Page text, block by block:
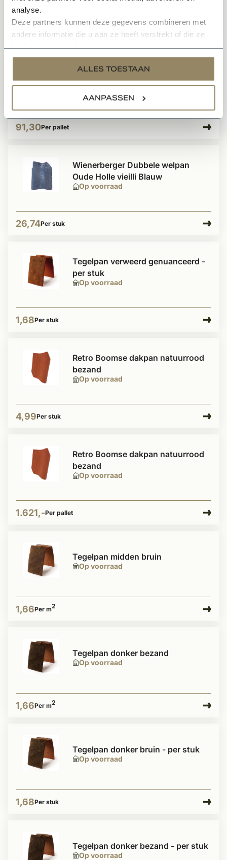
analyse.
Deze partners kunnen deze gegevens combineren met
andere informatie die u aan ze heeft verstrekt of die ze
services.
ALLES TOESTAAN
AANPASSEN
4,99 Per stuk
Op voorraad
Tegelpan rood bezand
91,30Per pallet
Op voorraad
Wienerberger Dubbele welpan
Oude Holle vieilli Blauw
26,74Per stuk
Op voorraad
Tegelpan verweerd genuanceerd -
per stuk
1,68Per stuk
Op voorraad
Retro Boomse dakpan natuurrood
bezand
4,99Per stuk
Op voorraad
Retro Boomse dakpan natuurrood
bezand
1.621,-Per pallet
Op voorraad
Tegelpan midden bruin
1,66Per m2
Op voorraad
Tegelpan donker bezand
1,66Per m2
Op voorraad
Tegelpan donker bruin - per stuk
1,68Per stuk
Op voorraad
Tegelpan donker bezand - per stuk